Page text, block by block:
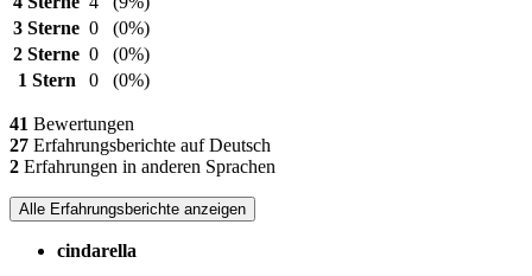
3 Sterne 0
(0%)
2 Sterne 0
(0%)
1 Stern
0 (0%)
41 Bewertungen
27 Erfahrungsberichte auf Deutsch
2 Erfahrungen in anderen Sprachen
Alle Erfahrungsberichte anzeigen
cindarella